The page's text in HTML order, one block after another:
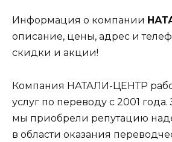
Информация о компании
описание, цены, адрес и
скидки и акции!
Компания НАТАЛИ-ЦЕНТР
услуг по переводу с 2001
мы приобрели репутацию
в области оказания